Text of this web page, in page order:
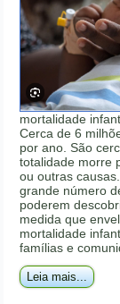
mortalidade
Cerca de 6
por ano. São
totalidade morre
ou outras
grande número
poderem
medida que
mortalidade
famílias e
Leia mais...